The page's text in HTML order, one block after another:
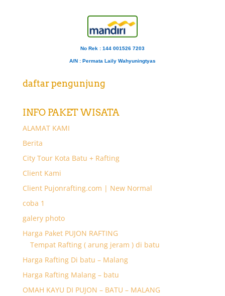
No Rek : 144 001526 7203
A/N : Permata Laily Wahyuningtyas
daftar pengunjung
INFO PAKET WISATA
ALAMAT KAMI
Berita
City Tour Kota Batu + Rafting
Client Kami
Client Pujonrafting.com | New Normal
coba 1
galery photo
Harga Paket PUJON RAFTING
Tempat Rafting ( arung jeram ) di batu
Harga Rafting Di batu – Malang
Harga Rafting Malang – batu
OMAH KAYU DI PUJON – BATU – MALANG